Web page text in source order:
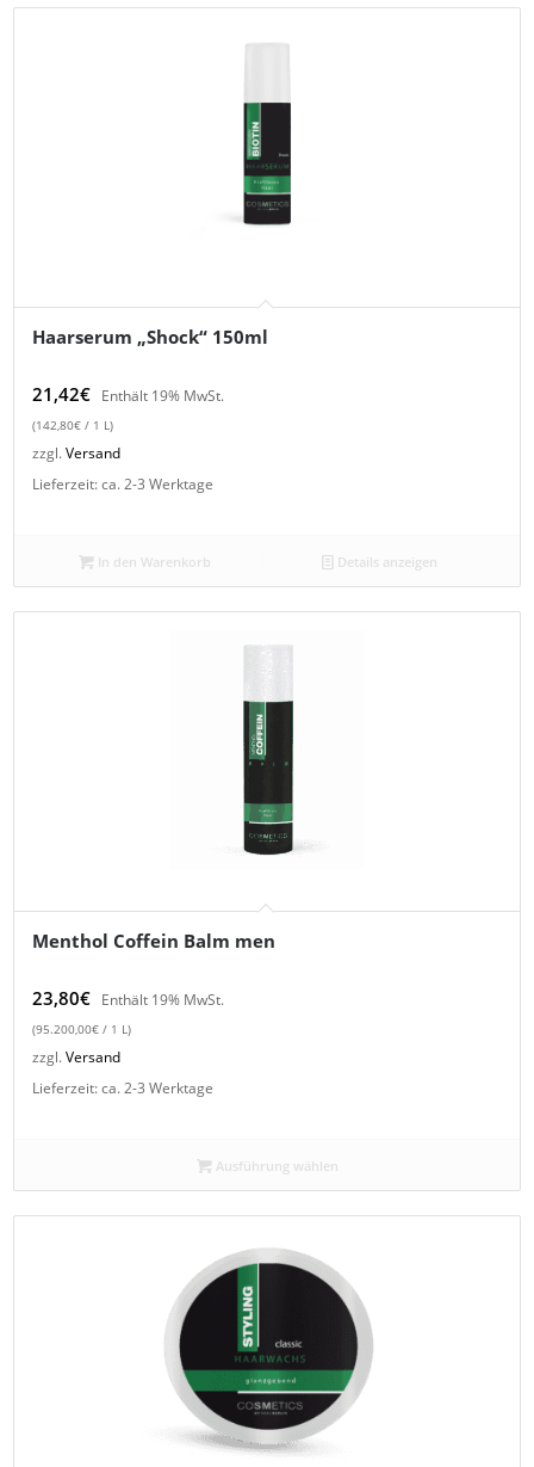
Haarserum „Shock“ 150ml
21,42€ Enthält 19% MwSt.
(142,80€ / 1 L)
zzgl.Versand
Lieferzeit: ca. 2-3 Werktage
In den Warenkorb Details anzeigen
Menthol Coffein Balm men
23,80€ Enthält 19% MwSt.
(95.200,00€ / 1 L)
zzgl.Versand
Lieferzeit: ca. 2-3 Werktage
Ausführung wählen